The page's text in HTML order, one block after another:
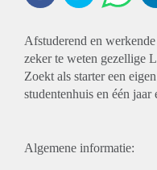
Afstuderend en
zeker te weten gezellige
Zoekt als starter een
studentenhuis en één jaar
Algemene informatie: